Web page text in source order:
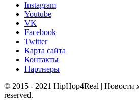
Instagram
Youtube
VK
Facebook
Twitter
Карта сайта
Контакты
Партнеры
© 2015 - 2021 HipHop4Real | Новости
reserved.